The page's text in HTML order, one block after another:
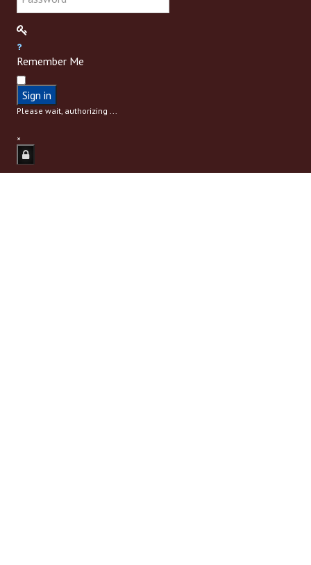
Remember Me
Sign in
Please wait, authorizing ...
×